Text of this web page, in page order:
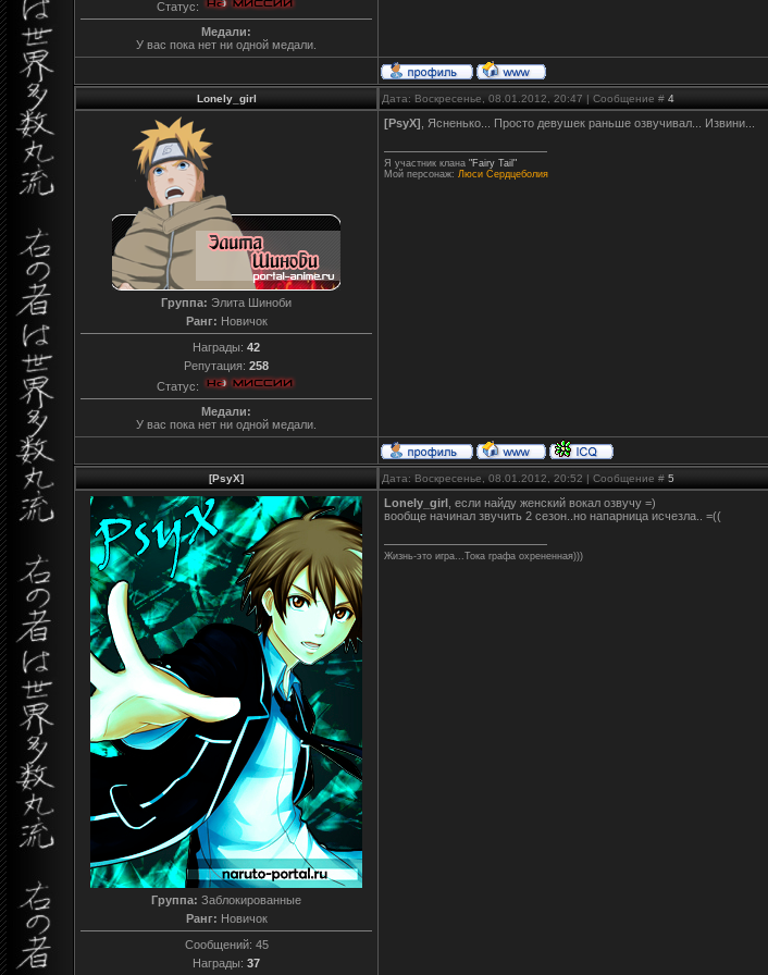
Статус:
Медали:
У вас пока нет ни одной медали.
Lonely_girl Дата: Воскресенье, 08.01.2012, 20:47 | Сообщение # 4
Группа: Элита Шиноби
Ранг: Новичок
Награды: 42
Репутация: 258
Статус:
Медали:
У вас пока нет ни одной медали.
[PsyX] , Ясненько... Просто девушек раньше озвучивал... Извини...
Я участник клана "Fairy Tail"
Мой персонаж: Люси Сердцеболия
[PsyX] Дата: Воскресенье, 08.01.2012, 20:52 | Сообщение # 5
Группа: Заблокированные
Ранг: Новичок
Сообщений: 45
Награды: 37
Lonely_girl , если найду женский вокал озвучу =)
вообще начинал звучить 2 сезон..но напарница исчезла.. =((
Жизнь-это игра...Тока графа охрененная)))